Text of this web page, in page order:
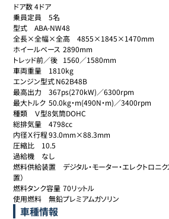
ドア数	4ドア
乗員定員	5名
型式	ABA-NW48
全長×全幅×全高	4855×1845×1470mm
ホイールベース	2890mm
トレッド前／後	1560／1580mm
車両重量	1810kg
エンジン型式	N62B48B
最高出力	367ps(270kW)／6300rpm
最大トルク	50.0kg・m(490N・m)／3400rpm
種類	Ｖ型8気筒DOHC
総排気量	4798cc
内径Ｘ行程	93.0mm×88.3mm
圧縮比	10.5
過給機	なし
燃料供給装置	デジタル・モーター・エレクトロニクス（DME／電子燃料噴射装
置）
燃料タンク容量	70リットル
使用燃料	無鉛プレミアムガソリン
車種情報